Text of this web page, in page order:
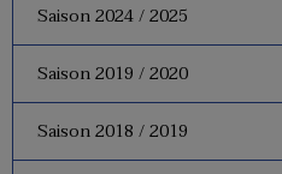
Saison 2024 / 2025
Saison 2019 / 2020
Saison 2018 / 2019